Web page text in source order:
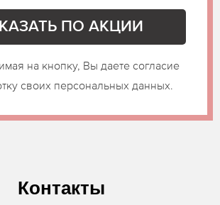
на кнопку, Вы даете согласие
своих персональных данных.
Контакты